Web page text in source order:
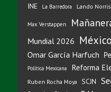
INE La Barredora Lando Norris
Max Verstappen
Mundial 2026 México
Omar García Harfuch
Política Mexicana
Reforma
Ruben Rocha Moya
SCJN